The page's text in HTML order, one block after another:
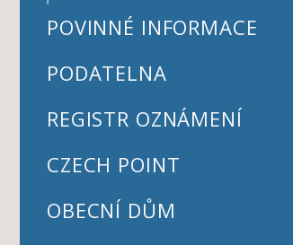
POVINNÉ INFORMACE
PODATELNA
REGISTR OZNÁMENÍ
CZECH POINT
OBECNÍ DŮM